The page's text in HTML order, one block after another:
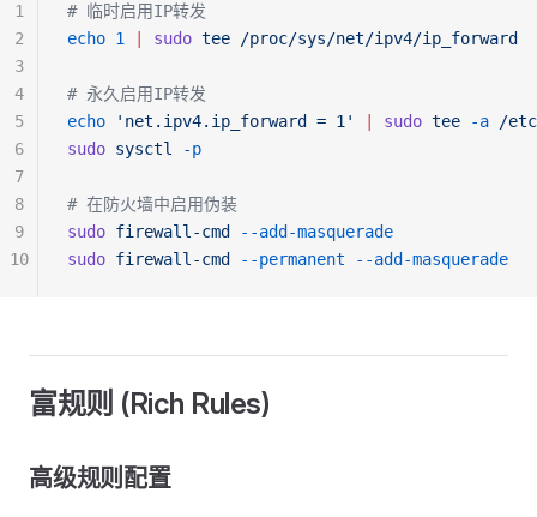
# 临时启用IP转发
echo 1 sudo tee /proc/sys/net/ipv4/ip_forward
# 永久启用IP转发
echo 'net.ipv4.ip_forward = 1' sudo tee -a /
sudo sysctl -p
# 在防火墙中启用伪装
sudo firewall-cmd
--add-masquerade
sudo firewall-cmd --permanent --add-masquerade
1
2
3
4
5
6
7
8
9
10
富规则 (Rich Rules)
高级规则配置